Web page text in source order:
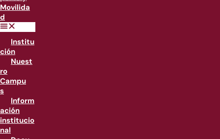
Movilida
d
Institu
ción
Nuest
ro
Campu
s
Inform
ación
institucio
nal